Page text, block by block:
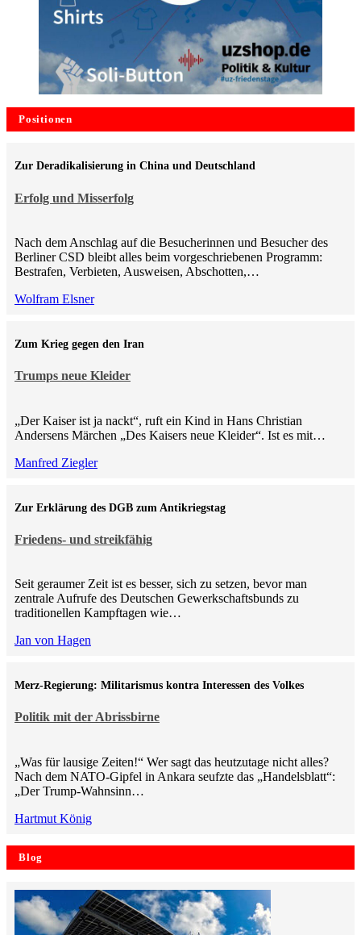
Positionen
Erfolg und Misserfolg
Zur Deradikalisierung in China und Deutschland
Nach dem Anschlag auf die Besucherinnen und Besucher des
Berliner CSD bleibt alles beim vorgeschriebenen Programm:
Bestrafen, Verbieten, Ausweisen, Abschotten,…
Wolfram Elsner
Trumps neue Kleider
Zum Krieg gegen den Iran
„Der Kaiser ist ja nackt“, ruft ein Kind in Hans Christian
Andersens Märchen „Des Kaisers neue Kleider“. Ist es mit…
Manfred Ziegler
Friedens- und streikfähig
Zur Erklärung des DGB zum Antikriegstag
Seit geraumer Zeit ist es besser, sich zu setzen, bevor man
zentrale Aufrufe des Deutschen Gewerkschaftsbunds zu
traditionellen Kampftagen wie…
Jan von Hagen
Politik mit der Abrissbirne
Merz-Regierung: Militarismus kontra Inte­ressen des Volkes
„Was für lausige Zeiten!“ Wer sagt das heutzutage nicht alles?
Nach dem NATO-Gipfel in Ankara seufzte das „Handelsblatt“:
„Der Trump-Wahnsinn…
Hartmut König
Blog